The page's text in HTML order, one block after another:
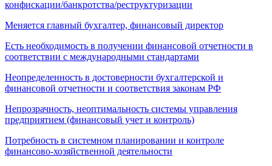
конфискации/банкротства/реструктуризации
Меняется главный бухгалтер, финансовый директор
Есть необходимость в получении финансовой отчетности в
соответствии с международными стандартами
Неопределенность в достоверности бухгалтерской и
финансовой отчетности и соответствия законам РФ
Непрозрачность, неоптимальность системы управления
предприятием (финансовый учет и контроль)
Потребность в системном планировании и контроле
финансово-хозяйственной деятельности